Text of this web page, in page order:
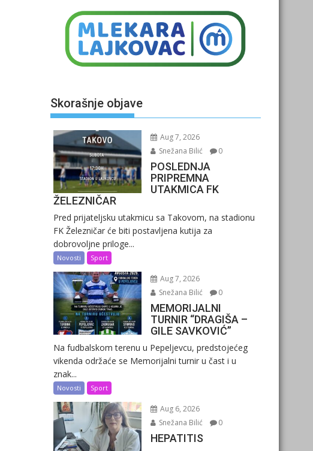
Skorašnje objave
Aug 7, 2026
Snežana Bilić
0
POSLEDNJA
PRIPREMNA
UTAKMICA FK
ŽELEZNIČAR
Pred prijateljsku utakmicu sa Takovom, na stadionu
FK Železničar će biti postavljena kutija za
dobrovoljne priloge...
Novosti Sport
Aug 7, 2026
Snežana Bilić
0
MEMORIJALNI
TURNIR “DRAGIŠA –
GILE SAVKOVIĆ”
Na fudbalskom terenu u Pepeljevcu, predstojećeg
vikenda održaće se Memorijalni turnir u čast i u
znak...
Novosti Sport
Aug 6, 2026
Snežana Bilić
0
HEPATITIS